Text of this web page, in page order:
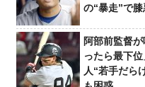
の“暴走”で
阿部前監督
ったら最下
人“若手だら